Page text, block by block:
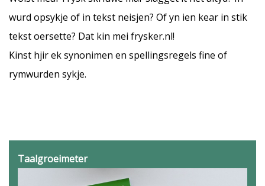
wurd opsykje of in tekst neisjen? Of yn ien kear in stik
tekst oersette? Dat kin mei frysker.nl!
Kinst hjir ek synonimen en spellingsregels fine of
rymwurden sykje.
Taalgroeimeter